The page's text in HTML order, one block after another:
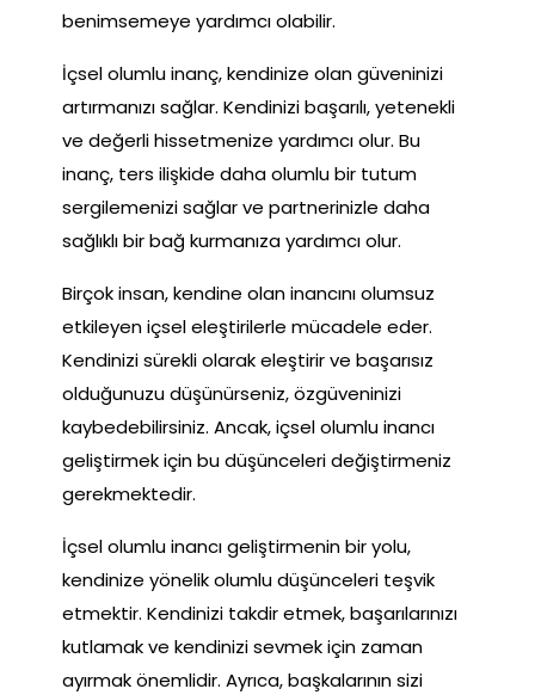
benimsemeye yardımcı olabilir.
İçsel olumlu inanç, kendinize olan güveninizi
artırmanızı sağlar. Kendinizi başarılı, yetenekli
ve değerli hissetmenize yardımcı olur. Bu
inanç, ters ilişkide daha olumlu bir tutum
sergilemenizi sağlar ve partnerinizle daha
sağlıklı bir bağ kurmanıza yardımcı olur.
Birçok insan, kendine olan inancını olumsuz
etkileyen içsel eleştirilerle mücadele eder.
Kendinizi sürekli olarak eleştirir ve başarısız
olduğunuzu düşünürseniz, özgüveninizi
kaybedebilirsiniz. Ancak, içsel olumlu inancı
geliştirmek için bu düşünceleri değiştirmeniz
gerekmektedir.
İçsel olumlu inancı geliştirmenin bir yolu,
kendinize yönelik olumlu düşünceleri teşvik
etmektir. Kendinizi takdir etmek, başarılarınızı
kutlamak ve kendinizi sevmek için zaman
ayırmak önemlidir. Ayrıca, başkalarının sizi